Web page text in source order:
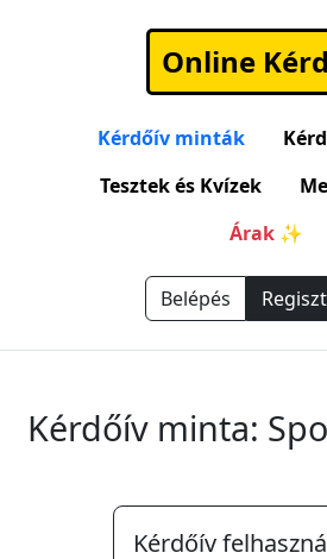
Online
Kérdőív minták
Tesztek és Kvízek
Árak ✨
Belépés
Kérdőív minta:
Kérdőív